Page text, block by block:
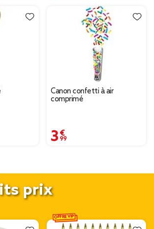
Canon confetti à air
comprimé
3,99 €
prix
OFFRE VIP